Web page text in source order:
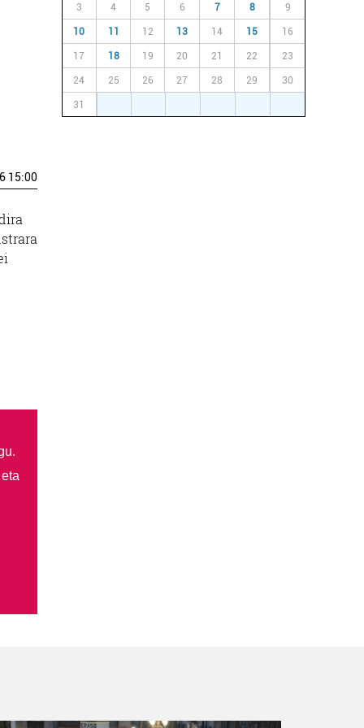
15:00
3 4 5 6 7 8 9
10 11 12 13 14 15 16
17 18 19 20 21 22 23
24 25 26 27 28 29 30
31